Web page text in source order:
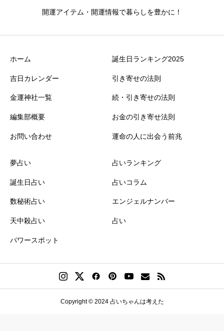
開運アイテム・開運情報で暮らしを豊かに！
ホーム
吉日カレンダー
金運神社一覧
編集部概要
お問い合わせ
誕生日ランキング2025
引き寄せの法則
続・引き寄せの法則
お金の引き寄せ法則
運命の人に出会う前兆
夢占い
誕生日占い
数秘術占い
天中殺占い
パワースポット
占いランキング
占いコラム
エンジェルナンバー
占い
Copyright © 2024 占いちゃんは考えた